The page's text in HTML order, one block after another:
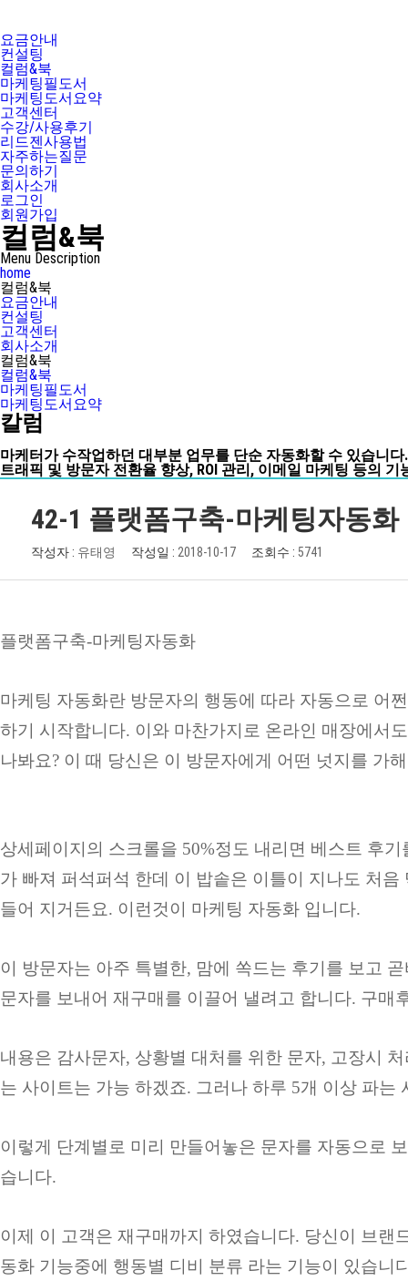
요금안내
컨설팅
컬럼&북
마케팅필도서
마케팅도서요약
고객센터
수강/사용후기
리드젠사용법
자주하는질문
문의하기
회사소개
로그인
회원가입
컬럼&북
Menu Description
home
컬럼&북
요금안내
컨설팅
고객센터
회사소개
컬럼&북
컬럼&북
마케팅필도서
마케팅도서요약
칼럼
마케터가 수작업하던 대부분 업무를 단순 자동화할 수 있습니다.
트래픽 및 방문자 전환율 향상, ROI 관리, 이메일 마케팅 등의
42-1 플랫폼구축-마케팅자동화
작성자 : 유태영 작성일 : 2018-10-17 조회수 : 5741
플랫폼구축-마케팅자동화
마케팅 자동화란 방문자의 행동에 따라 자동으로 어
하기 시작합니다. 이와 마찬가지로 온라인 매장에서
나봐요? 이 때 당신은 이 방문자에게 어떤 넛지를 가
상세페이지의 스크롤을 50%정도 내리면 베스트 후
가 빠져 퍼석퍼석 한데 이 밥솥은 이틀이 지나도 처
들어 지거든요. 이런것이 마케팅 자동화 입니다.
이 방문자는 아주 특별한, 맘에 쏙드는 후기를 보고
문자를 보내어 재구매를 이끌어 낼려고 합니다. 구매
내용은 감사문자, 상황별 대처를 위한 문자, 고장시
는 사이트는 가능 하겠죠. 그러나 하루 5개 이상 파
이렇게 단계별로 미리 만들어놓은 문자를 자동으로
습니다.
이제 이 고객은 재구매까지 하였습니다. 당신이 브
동화 기능중에 행동별 디비 분류 라는 기능이 있습니